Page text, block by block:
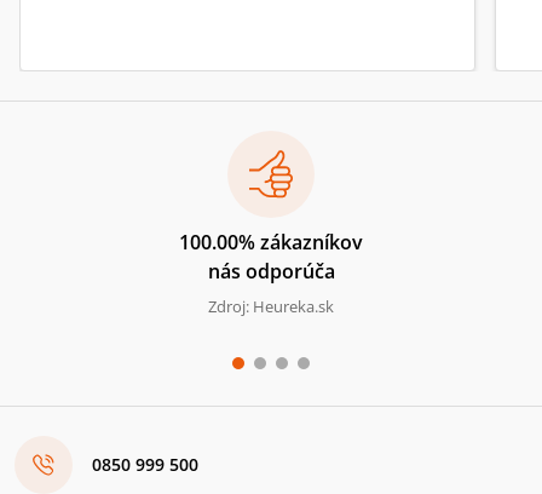
100.00% zákazníkov
nás odporúča
Zdroj: Heureka.sk
0850 999 500